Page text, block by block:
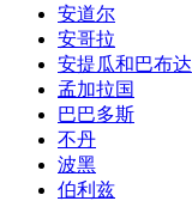
安道尔
安哥拉
安提瓜和巴布达
孟加拉国
巴巴多斯
不丹
波黑
伯利兹